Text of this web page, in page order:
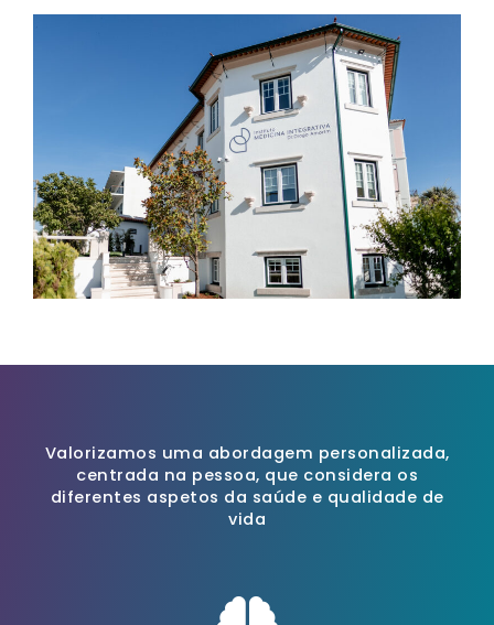
Valorizamos uma abordagem personalizada,
centrada na pessoa, que considera os
diferentes aspetos da saúde e qualidade de
vida